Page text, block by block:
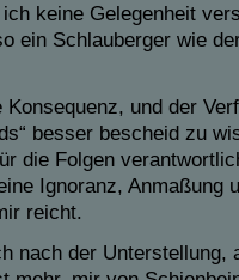
keine Gelegenheit
ein Schlauberger wie
Konsequenz, und der
besser bescheid zu
die Folgen
Ignoranz, Anmaßung
reicht.
nach der Unterstellung,